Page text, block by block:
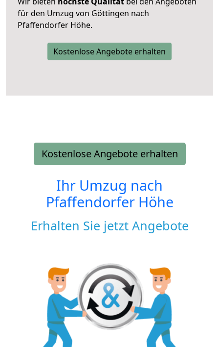
für den Umzug von Göttingen nach
Pfaffendorfer Höhe.
Kostenlose Angebote erhalten
Kostenlose Angebote erhalten
Ihr Umzug nach
Pfaffendorfer Höhe
Erhalten Sie jetzt Angebote